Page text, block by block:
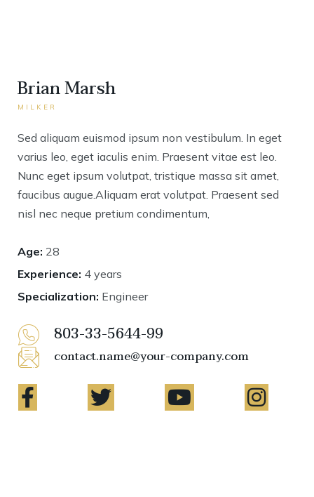
Brian Marsh
MILKER
Sed aliquam euismod ipsum non vestibulum. In eget
varius leo, eget iaculis enim. Praesent vitae est leo.
Nunc eget ipsum volutpat, tristique massa sit amet,
faucibus augue.Aliquam erat volutpat. Praesent sed
nisl nec neque pretium condimentum,
Age: 28
Experience: 4 years
Specialization: Engineer
803-33-5644-99
contact.name@your-company.com